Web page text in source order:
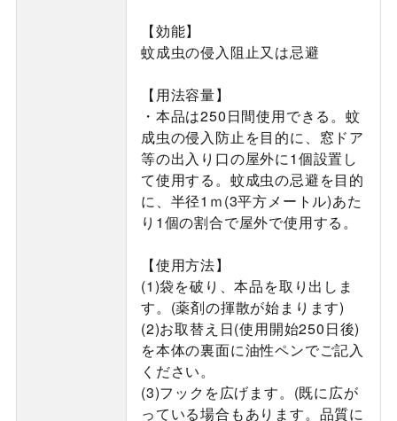
【効能】
蚊成虫の侵入阻止又は忌避
【用法容量】
・本品は250日間使用できる。蚊
成虫の侵入防止を目的に、窓ドア
等の出入り口の屋外に1個設置し
て使用する。蚊成虫の忌避を目的
に、半径1ｍ(3平方メートル)あた
り1個の割合で屋外で使用する。
【使用方法】
(1)袋を破り、本品を取り出しま
す。(薬剤の揮散が始まります)
(2)お取替え日(使用開始250日後)
を本体の裏面に油性ペンでご記入
ください。
(3)フックを広げます。(既に広が
っている場合もあります。品質に